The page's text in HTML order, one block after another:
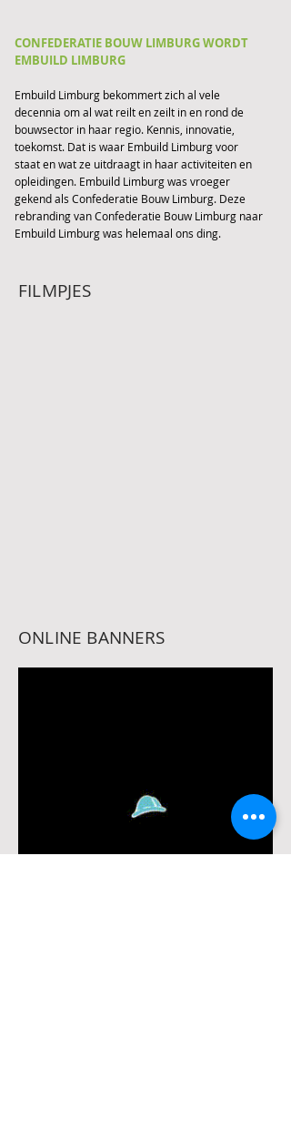
CONFEDERATIE BOUW LIMBURG WORDT
EMBUILD LIMBURG
Embuild Limburg bekommert zich al vele
decennia om al wat reilt en zeilt in en rond de
bouwsector in haar regio. Kennis, innovatie,
toekomst. Dat is waar Embuild Limburg voor
staat en wat ze uitdraagt in haar activiteiten en
opleidingen. Embuild Limburg was vroeger
gekend als Confederatie Bouw Limburg. Deze
rebranding van Confederatie Bouw Limburg naar
Embuild Limburg was helemaal ons ding.
FILMPJES
ONLINE BANNERS